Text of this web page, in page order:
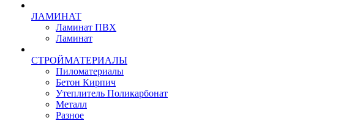
ЛАМИНАТ
Ламинат ПВХ
Ламинат
СТРОЙМАТЕРИАЛЫ
Пиломатериалы
Бетон Кирпич
Утеплитель Поликарбонат
Металл
Разное